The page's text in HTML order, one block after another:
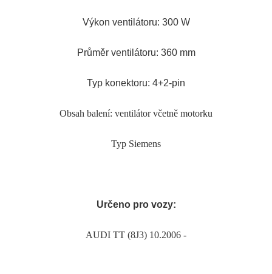
Výkon ventilátoru: 300 W
Průměr ventilátoru: 360 mm
Typ konektoru: 4+2-pin
Obsah balení: ventilátor včetně motorku
Typ Siemens
Určeno pro vozy:
AUDI TT (8J3) 10.2006 -